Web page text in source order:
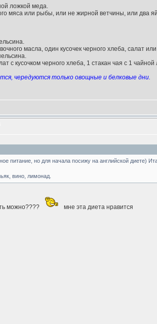
ложкой меда.
мяса или рыбы, или не жирной ветчины, или два
масла, один кусочек черного хлеба, салат или
с кусочком черного хлеба, 1 стакан чая с 1
чередуются только овощные и белковые дни.
питание, но для начала посижу на английской диете)
вино, лимонад.
можно???? мне эта диета нравится